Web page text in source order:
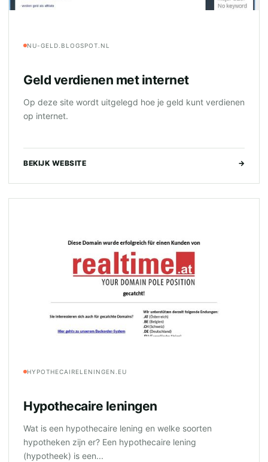
NU-GELD.BLOGSPOT.NL
Geld verdienen met internet
Op deze site wordt uitgelegd hoe je geld kunt verdienen
op internet.
BEKIJK WEBSITE →
HYPOTHECAIRELENINGEN.EU
Hypothecaire leningen
Wat is een hypothecaire lening en welke soorten
hypotheken zijn er? Een hypothecaire lening
(hypotheek) is een...